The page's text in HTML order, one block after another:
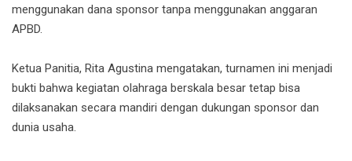
menggunakan dana sponsor tanpa menggunakan anggaran
APBD.
Ketua Panitia, Rita Agustina mengatakan, turnamen ini menjadi
bukti bahwa kegiatan olahraga berskala besar tetap bisa
dilaksanakan secara mandiri dengan dukungan sponsor dan
dunia usaha.